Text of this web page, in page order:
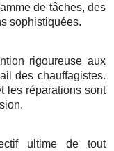
de tâches, des
sophistiquées.
rigoureuse aux
des chauffagistes.
les réparations sont
ultime de tout